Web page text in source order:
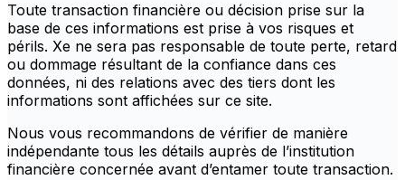
Toute transaction financière ou décision prise sur la
base de ces informations est prise à vos risques et
périls. Xe ne sera pas responsable de toute perte, retard
ou dommage résultant de la confiance dans ces
données, ni des relations avec des tiers dont les
informations sont affichées sur ce site.
Nous vous recommandons de vérifier de manière
indépendante tous les détails auprès de l’institution
financière concernée avant d’entamer toute transaction.